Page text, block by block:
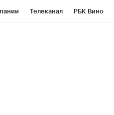
Телеканал РБК Вино